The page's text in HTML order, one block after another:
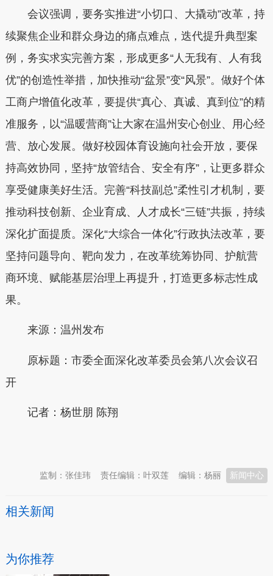
会议强调，要务实推进“小切口、大撬动”改革，持
续聚焦企业和群众身边的痛点难点，迭代提升典型案
例，务实求实完善方案，形成更多“人无我有、人有我
优”的创造性举措，加快推动“盆景”变“风景”。做好个体
工商户增值化改革，要提供“真心、真诚、真到位”的精
准服务，以“温暖营商”让大家在温州安心创业、用心经
营、放心发展。做好校园体育设施向社会开放，要保
持高效协同，坚持“放管结合、安全有序”，让更多群众
享受健康美好生活。完善“科技副总”柔性引才机制，要
推动科技创新、企业育成、人才成长“三链”共振，持续
深化扩面提质。深化“大综合一体化”行政执法改革，要
坚持问题导向、靶向发力，在改革统筹协同、护航营
商环境、赋能基层治理上再提升，打造更多标志性成
果。
来源：温州发布
原标题： 市委全面深化改革委员会第八次会议召
开
记者：杨世朋 陈翔
新闻中心
编辑：杨丽
责任编辑：叶双莲
监制：张佳玮
相关新闻
为你推荐